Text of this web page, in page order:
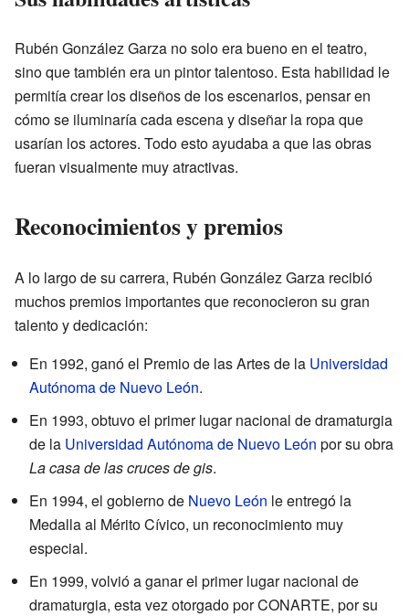
Rubén González Garza no solo era bueno en el teatro,
sino que también era un pintor talentoso. Esta habilidad le
permitía crear los diseños de los escenarios, pensar en
cómo se iluminaría cada escena y diseñar la ropa que
usarían los actores. Todo esto ayudaba a que las obras
fueran visualmente muy atractivas.
Reconocimientos y premios
A lo largo de su carrera, Rubén González Garza recibió
muchos premios importantes que reconocieron su gran
talento y dedicación:
En 1992, ganó el Premio de las Artes de la Universidad
Autónoma de Nuevo León.
En 1993, obtuvo el primer lugar nacional de dramaturgia
de la Universidad Autónoma de Nuevo León por su obra
La casa de las cruces de gis.
En 1994, el gobierno de Nuevo León le entregó la
Medalla al Mérito Cívico, un reconocimiento muy
especial.
En 1999, volvió a ganar el primer lugar nacional de
dramaturgia, esta vez otorgado por CONARTE, por su